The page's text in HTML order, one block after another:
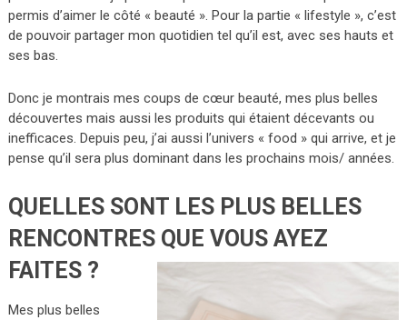
permis d’aimer le côté « beauté ». Pour la partie « lifestyle », c’est
de pouvoir partager mon quotidien tel qu’il est, avec ses hauts et
ses bas.
Donc je montrais mes coups de cœur beauté, mes plus belles
découvertes mais aussi les produits qui étaient décevants ou
inefficaces. Depuis peu, j’ai aussi l’univers « food » qui arrive, et je
pense qu’il sera plus dominant dans les prochains mois/ années.
QUELLES SONT LES PLUS BELLES
RENCONTRES QUE VOUS AYEZ
FAITES ?
Mes plus belles